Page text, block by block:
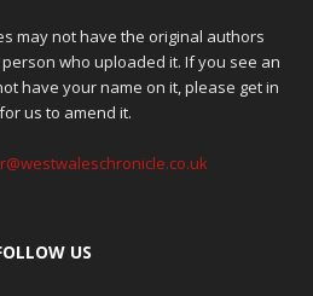
may not have the original authors
who uploaded it. If you see an
have your name on it, please get in
us to amend it.
US